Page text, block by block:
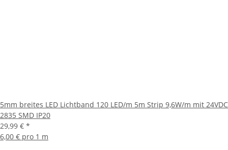
5mm breites LED Lichtband 120 LED/m 5m Strip 9,6W/m mit 24VDC
2835 SMD IP20
29,99 € *
6,00 € pro 1 m